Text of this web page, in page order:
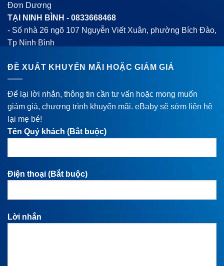
Đơn Dương
TẠI NINH BÌNH - 0833668468
- Số nhà 26 ngõ 107 Nguyễn Viết Xuân, phường Bích Đào,
Tp Ninh Bình
ĐỀ XUẤT KHUYẾN MÃI HOẶC GIẢM GIÁ
Để lại lời nhắn, thông tin cần tư vấn hoặc mong muốn
giảm giá, chương trình khuyến mãi. eBaby sẽ sớm liện hệ
lại mẹ bé!
Tên Quý khách (Bắt buộc)
Điện thoại (Bắt buộc)
Lời nhắn